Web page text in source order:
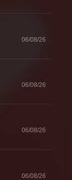
06/08/26
06/08/26
06/08/26
06/08/26